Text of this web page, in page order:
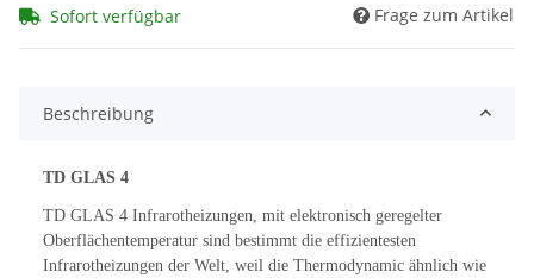
Sofort verfügbar Frage zum Artikel
Beschreibung
TD GLAS 4
TD GLAS 4 Infrarotheizungen, mit elektronisch geregelter
Oberflächentemperatur sind bestimmt die effizientesten
Infrarotheizungen der Welt, weil die Thermodynamic ähnlich wie